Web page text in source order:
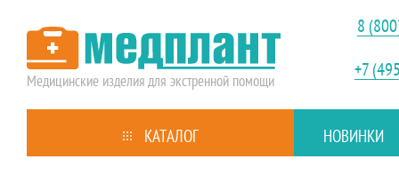
Медицинские изделиядля экстренной помощи
8
+7
КАТАЛОГ НОВИНКИ